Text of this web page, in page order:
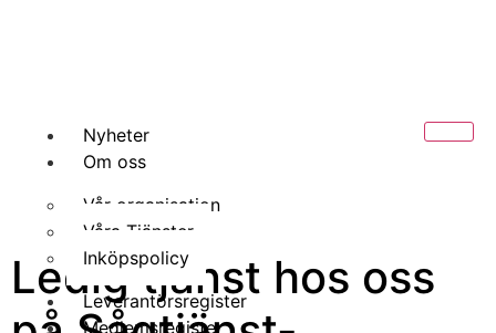
Nyheter
Om oss
Vår organisation
Våra Tjänster
Inköpspolicy
Leverantörsregister
Medlemsregister
Ledig tjänst hos oss